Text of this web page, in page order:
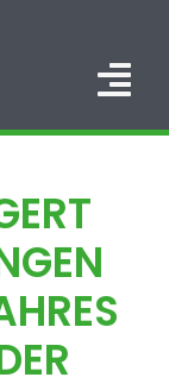
PORTFOLIO
ÜBER UNS
KARRIERE